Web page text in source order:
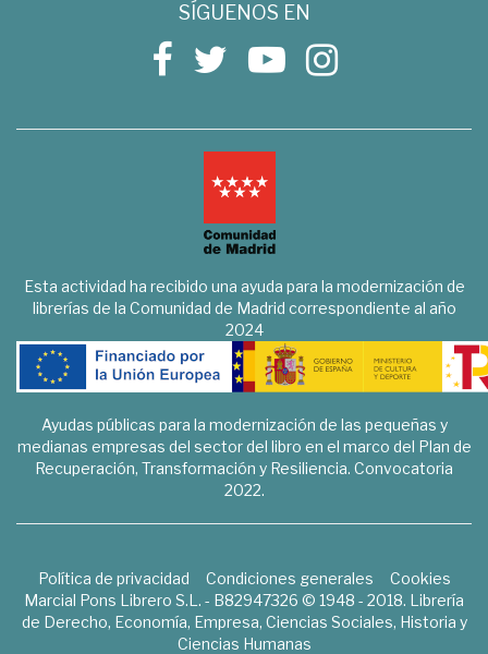
SÍGUENOS EN
Esta actividad ha recibido una ayuda para la modernización de
librerías de la Comunidad de Madrid correspondiente al año
2024
Ayudas públicas para la modernización de las pequeñas y
medianas empresas del sector del libro en el marco del Plan de
Recuperación, Transformación y Resiliencia. Convocatoria
2022.
Política de privacidad Condiciones generales
Cookies
Marcial Pons Librero S.L. - B82947326 © 1948 - 2018. Librería
de Derecho, Economía, Empresa, Ciencias Sociales, Historia y
Ciencias Humanas